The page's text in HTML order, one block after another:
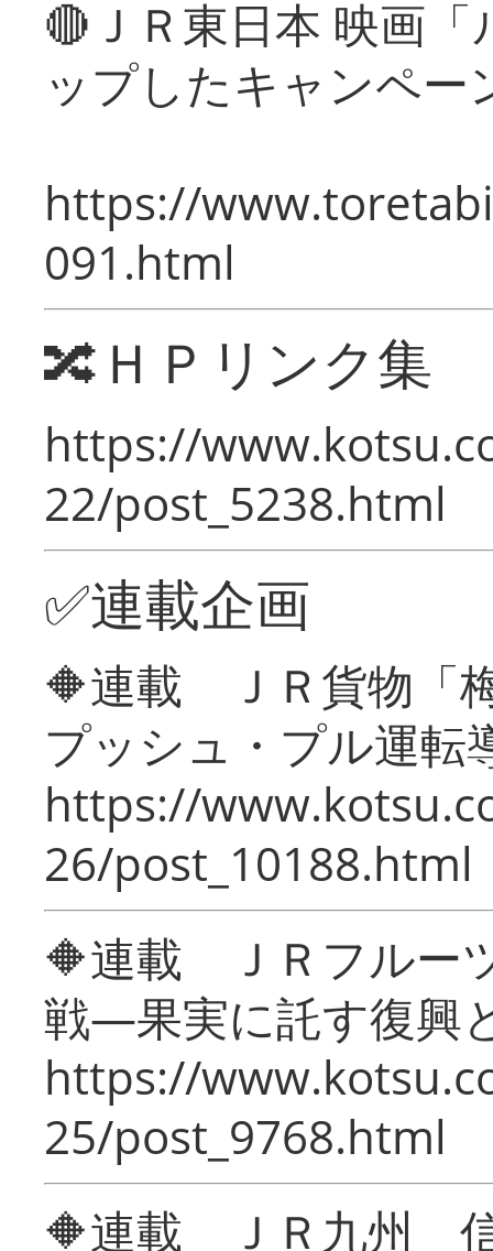
🔴ＪＲ東日本 映画
ップしたキャンペー
https://
091.html
🔀ＨＰリンク集
https://
22/post_5238.html
✅連載企画
🔶連載 ＪＲ貨物「
プッシュ・プル運転
https://
26/post_10188.html
🔶連載 ＪＲフルー
戦―果実に託す復興
https://
25/post_9768.html
🔶連載 ＪＲ九州 信